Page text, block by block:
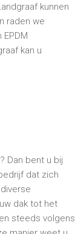
kunnen
raden we
kan u
Dan bent u bij
dat zich
dak tot het
steeds volgens